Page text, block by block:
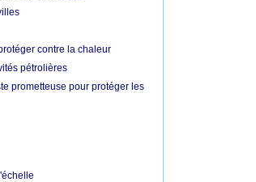
contre la chaleur
pétrolières
prometteuse pour protéger les